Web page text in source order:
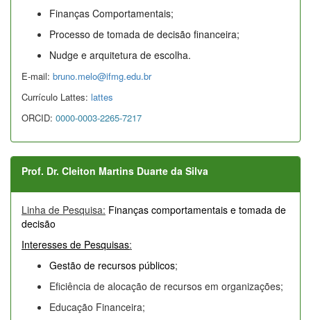
Finanças Comportamentais;
Processo de tomada de decisão financeira;
Nudge e arquitetura de escolha.
E-mail: bruno.melo@ifmg.edu.br
Currículo Lattes: lattes
ORCID: 0000-0003-2265-7217
Prof. Dr. Cleiton Martins Duarte da Silva
Linha de Pesquisa: Finanças comportamentais e tomada de
decisão
Interesses de Pesquisas:
Gestão de recursos públicos;
Eficiência de alocação de recursos em organizações;
Educação Financeira;